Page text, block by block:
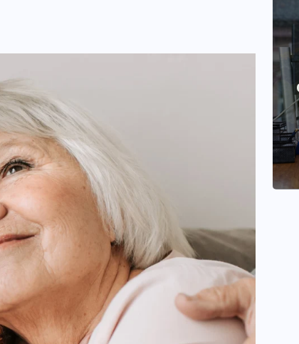
Kaip apsaugoti daržą nuo šliužų ir
kurmių nekenkiant augalams?
29 LIEPOS, 2026